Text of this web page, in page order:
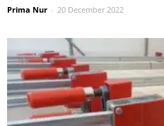
Prima Nur - 20 December 2022